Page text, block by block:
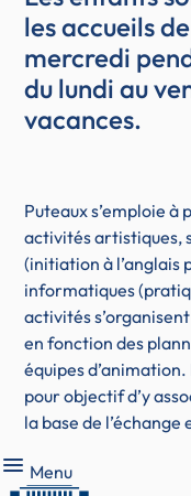
les accueils
mercredi
du lundi au
vacances.
Puteaux s’emploie
activités artistiques,
(initiation à l’anglais
informatiques
activités
en fonction des
équipes
pour objectif d’y
la base de
Menu Menu